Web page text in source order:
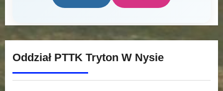
Oddział PTTK Tryton W Nysie